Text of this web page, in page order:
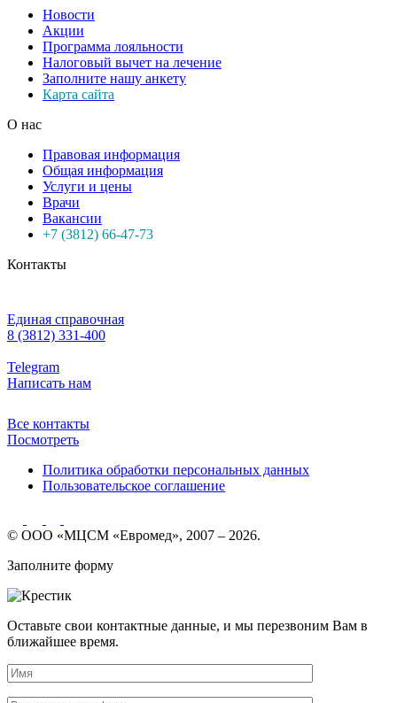
Новости
Акции
Программа лояльности
Налоговый вычет на лечение
Заполните нашу анкету
Карта сайта
О нас
Правовая информация
Общая информация
Услуги и цены
Врачи
Вакансии
+7 (3812) 66-47-73
Контакты
Единая справочная
8 (3812) 331-400
Telegram
Написать нам
Все контакты
Посмотреть
Политика обработки персональных данных
Пользовательское соглашение
© ООО «МЦСМ «Евромед», 2007 – 2026.
Заполните форму
Оставьте свои контактные данные, и мы перезвоним Вам в
ближайшее время.